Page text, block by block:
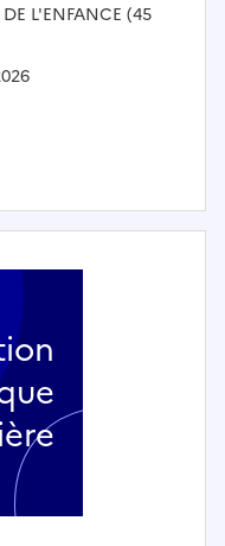
L'ENFANCE (45
et